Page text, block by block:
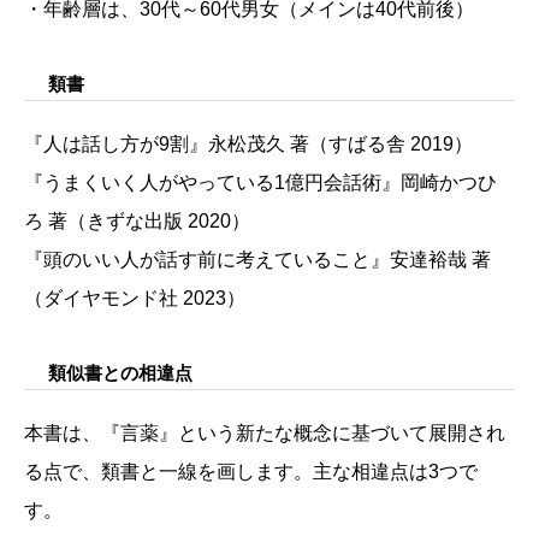
・年齢層は、30代～60代男女（メインは40代前後）
類書
『人は話し方が9割』永松茂久 著（すばる舎 2019）
『うまくいく人がやっている1億円会話術』岡崎かつひ
ろ 著（きずな出版 2020）
『頭のいい人が話す前に考えていること』安達裕哉 著
（ダイヤモンド社 2023）
類似書との相違点
本書は、『言薬』という新たな概念に基づいて展開され
る点で、類書と一線を画します。主な相違点は3つで
す。